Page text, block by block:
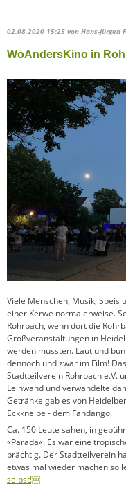
02.08.2020 15:25 von Hans-Jürgen
WoAndersKino in
Viele Menschen, Musik, Speis
einer Kerwe normalerweise.
Rohrbach, wenn dort die
Großveranstaltungen in
werden mussten. Laut und
dennoch und zwar im Film!
Stadtteilverein Rohrbach e.V.
Leinwand und verwandelte
Getränke gab es von
Eckkneipe - dem Fandango.
Ca. 150 Leute sahen, in
«Parada«. Es war eine
prächtig. Der Stadtteilverein
etwas mal wieder machen
selbst!￼